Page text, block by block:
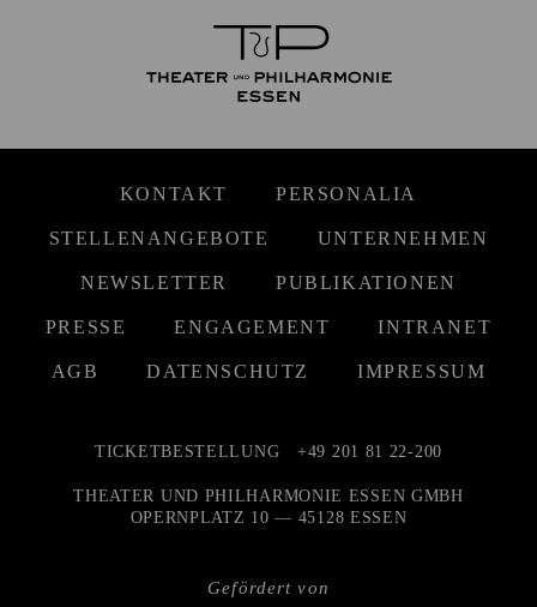
KONTAKT PERSONALIA
STELLENANGEBOTE UNTERNEHMEN
NEWSLETTER PUBLIKATIONEN
PRESSE ENGAGEMENT INTRANET
AGB DATENSCHUTZ IMPRESSUM
Gefördert von
TICKETBESTELLUNG +49 201 81 22-200
THEATER UND PHILHARMONIE ESSEN GMBH
OPERNPLATZ 10 — 45128 ESSEN